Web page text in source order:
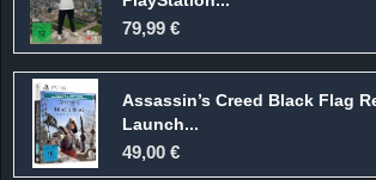
79,99 €
Assassin’s Creed Black Flag
Launch...
49,00 €